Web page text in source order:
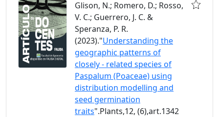
Glison, N.; Romero, D.; Rosso,
V. C.; Guerrero, J. C. &
Speranza, P. R.
(2023)."Understanding the
geographic patterns of
closely - related species of
Paspalum (Poaceae) using
distribution modelling and
seed germination
traits".Plants,12, (6),art.1342